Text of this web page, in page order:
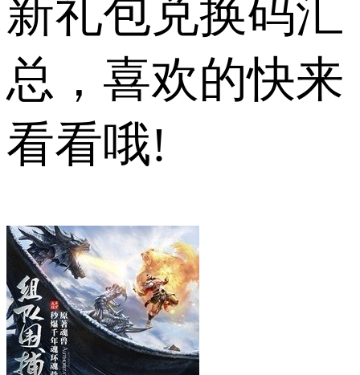
新礼包兑换码汇
总，喜欢的快来
看看哦!